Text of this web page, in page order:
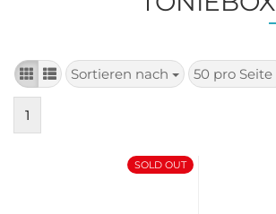
Sortieren nach
Sortieren
50 pro Seite
pro Seite
1
SOLD OUT